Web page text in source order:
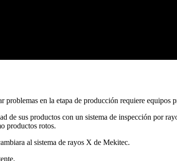
en la etapa de producción requiere equipos
sus productos con un sistema de inspección por
productos rotos.
al sistema de rayos X de Mekitec.